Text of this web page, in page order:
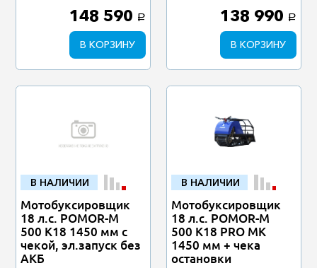
148 590 a
В КОРЗИНУ
138 990 a
В КОРЗИНУ
В НАЛИЧИИ
Мотобуксировщик
18 л.с. POMOR-M
500 К18 1450 мм с
чекой, эл.запуск без
АКБ
В НАЛИЧИИ
Мотобуксировщик
18 л.с. POMOR-M
500 К18 PRO MK
1450 мм + чека
остановки